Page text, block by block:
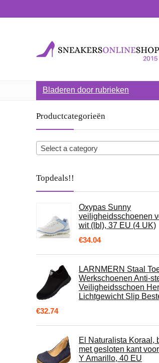
Bladeren door rubrieken
Productcategorieën
Select a category
Topdeals!!
Oxypas Sunny
veiligheidsschoenen
wit (lbl), 37 EU (4 UK)
€34.04
LARNMERN Staal
Werkschoenen Anti-
Veiligheidsschoen
Lichtgewicht Slip
€32.74
El Naturalista Koraal,
met gesloten kant
Y Amarillo, 40 EU